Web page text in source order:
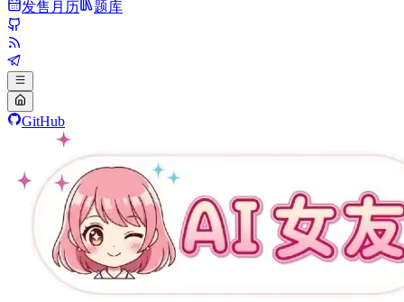
发售月历
题库
GitHub